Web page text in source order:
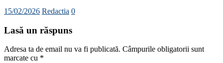
15/02/2026 Redactia 0
Lasă un răspuns
Adresa ta de email nu va fi publicată. Câmpurile obligatorii sunt
marcate cu *